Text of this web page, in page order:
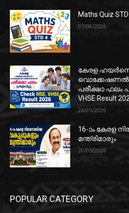
Maths Quiz
07/08/2026
കേരള
വൊക്കേഷണൽ
പരീക്ഷാ ഫലം
VHSE Result
26/05/2026
16-ാം കേരള
മന്ത്രിമാരും
20/05/2026
POPULAR CATEGORY